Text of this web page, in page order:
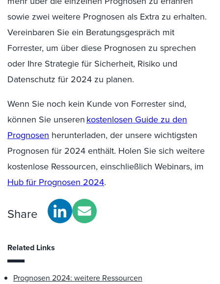
sowie zwei weitere Prognosen als Extra zu erhalten.
Vereinbaren Sie ein Beratungsgespräch mit
Forrester, um über diese Prognosen zu sprechen
oder Ihre Strategie für Sicherheit, Risiko und
Datenschutz für 2024 zu planen.
Wenn Sie noch kein Kunde von Forrester sind,
können Sie unseren kostenlosen Guide zu den
Prognosen herunterladen, der unsere wichtigsten
Prognosen für 2024 enthält. Holen Sie sich weitere
kostenlose Ressourcen, einschließlich Webinars, im
Hub für Prognosen 2024.
Share
Related Links
Prognosen 2024: weitere Ressourcen